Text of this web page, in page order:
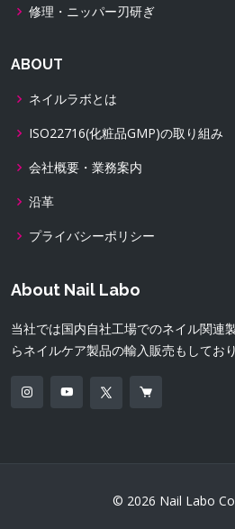
修理・ニッパー刃研ぎ
ABOUT
ネイルラボとは
ISO22716(化粧品GMP)の取り組み
会社概要・業務案内
沿革
プライバシーポリシー
About Nail Labo
当社では国内自社工場でのネイル関連
らネイルケア製品の輸入販売もしており
© 2026 Nail Labo